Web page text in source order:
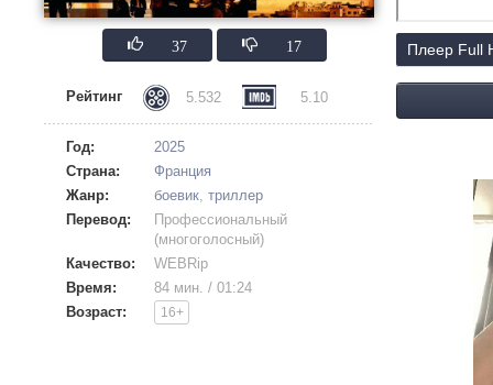
37 17
Рейтинг 5.532 5.10
Год:
2025
Страна:
Франция
Жанр:
боевик, триллер
Перевод:
Профессиональный
(многоголосный)
Качество:
WEBRip
Время:
84 мин. / 01:24
Возраст:
16+
Плеер Full